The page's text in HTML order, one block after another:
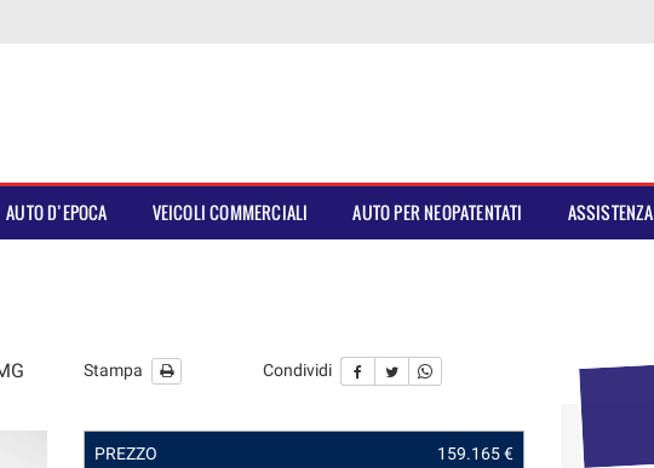
AUTO D’EPOCA VEICOLI COMMERCIALI AUTO PER NEOPATENTATI ASSISTENZA
Stampa Condividi
PREZZO 159.165 €